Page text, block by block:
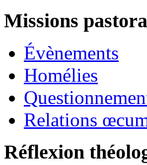
Missions
Évènements
Homélies
Relations
Réflexion